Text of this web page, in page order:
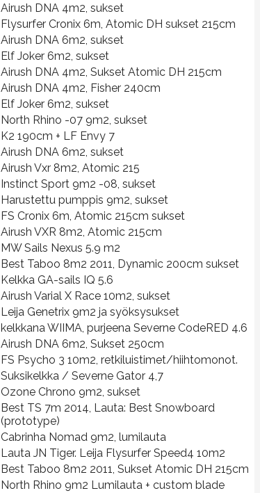
Airush DNA 4m2, sukset
Flysurfer Cronix 6m, Atomic DH sukset 215cm
Airush DNA 6m2, sukset
Elf Joker 6m2, sukset
Airush DNA 4m2, Sukset Atomic DH 215cm
Airush DNA 4m2, Fisher 240cm
Elf Joker 6m2, sukset
North Rhino -07 9m2, sukset
K2 190cm + LF Envy 7
Airush DNA 6m2, sukset
Airush Vxr 8m2, Atomic 215
Instinct Sport 9m2 -08, sukset
Harustettu pumppis 9m2, sukset
FS Cronix 6m, Atomic 215cm sukset
Airush VXR 8m2, Atomic 215cm
MW Sails Nexus 5.9 m2
Best Taboo 8m2 2011, Dynamic 200cm sukset
Kelkka GA-sails IQ 5.6
Airush Varial X Race 10m2, sukset
Leija Genetrix 9m2 ja syöksysukset
kelkkana WIIMA, purjeena Severne CodeRED 4.6
Airush DNA 6m2, Sukset 250cm
FS Psycho 3 10m2, retkiluistimet/hiihtomonot.
Suksikelkka / Severne Gator 4,7
Ozone Chrono 9m2, sukset
Best TS 7m 2014, Lauta: Best Snowboard
(prototype)
Cabrinha Nomad 9m2, lumilauta
Lauta JN Tiger. Leija Flysurfer Speed4 10m2
Best Taboo 8m2 2011, Sukset Atomic DH 215cm
North Rhino 9m2 Lumilauta + custom blade